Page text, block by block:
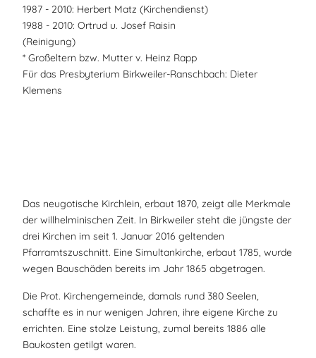
1987 - 2010: Herbert Matz (Kirchendienst)
1988 - 2010: Ortrud u. Josef Raisin
(Reinigung)
* Großeltern bzw. Mutter v. Heinz Rapp
Für das Presbyterium Birkweiler-Ranschbach: Dieter
Klemens
Das neugotische Kirchlein, erbaut 1870, zeigt alle Merkmale
der willhelminischen Zeit. In Birkweiler steht die jüngste der
drei Kirchen im seit 1. Januar 2016 geltenden
Pfarramtszuschnitt. Eine Simultankirche, erbaut 1785, wurde
wegen Bauschäden bereits im Jahr 1865 abgetragen.
Die Prot. Kirchengemeinde, damals rund 380 Seelen,
schaffte es in nur wenigen Jahren, ihre eigene Kirche zu
errichten. Eine stolze Leistung, zumal bereits 1886 alle
Baukosten getilgt waren.